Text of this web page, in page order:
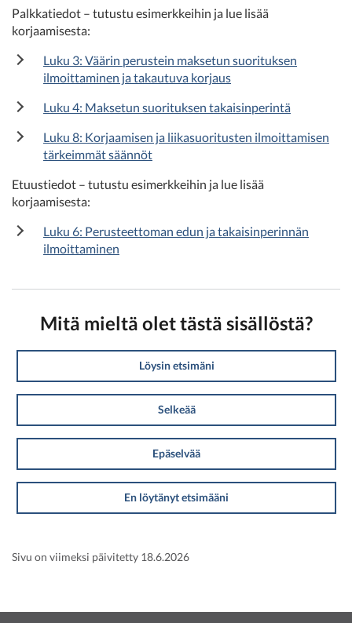
Palkkatiedot – tutustu esimerkkeihin ja lue lisää
korjaamisesta:
Luku 3: Väärin perustein maksetun suorituksen
ilmoittaminen ja takautuva korjaus
Luku 4: Maksetun suorituksen takaisinperintä
Luku 8: Korjaamisen ja liikasuoritusten ilmoittamisen
tärkeimmät säännöt
Etuustiedot – tutustu esimerkkeihin ja lue lisää
korjaamisesta:
Luku 6: Perusteettoman edun ja takaisinperinnän
ilmoittaminen
Mitä mieltä olet tästä sisällöstä?
Löysin etsimäni
Selkeää
Epäselvää
En löytänyt etsimääni
Sivu on viimeksi päivitetty 18.6.2026